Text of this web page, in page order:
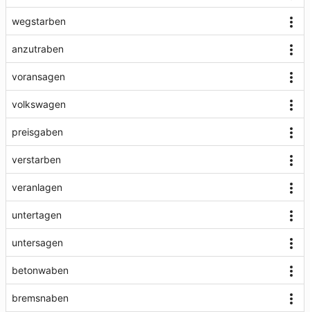
wegstarben
anzutraben
voransagen
volkswagen
preisgaben
verstarben
veranlagen
untertagen
untersagen
betonwaben
bremsnaben